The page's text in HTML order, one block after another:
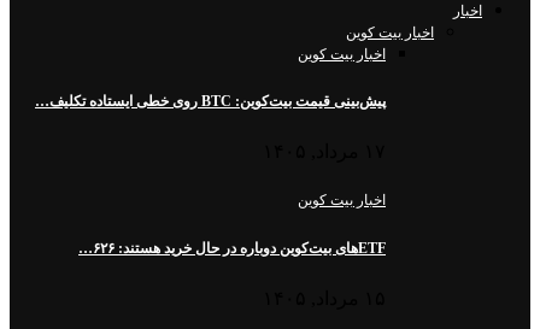
اخبار
اخبار بیت کوین
اخبار بیت کوین
پیش‌بینی قیمت بیت‌کوین: BTC روی خطی ایستاده تکلیف…
اخبار بیت کوین
ETFهای بیت‌کوین دوباره در حال خرید هستند: ۶۲۶…